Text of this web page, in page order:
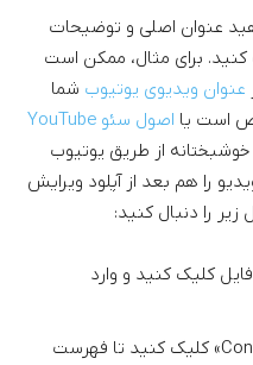
عنوان اصلی و توضیحات
کنید. برای مثال، ممکن است
عنوان ویدیوی یوتیوب شما
است یا اصول سئو YouTube
از طریق یوتیوب
را هم بعد از آپلود ویرایش
را دنبال کنید:
کلیک کنید و وارد
از منوی سمت چپ روی گزینه «Content» کلیک کنید تا فهرست